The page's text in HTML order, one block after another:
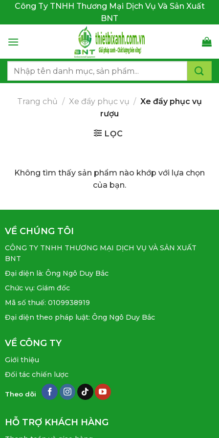
dung
Công Ty TNHH Thương Mại Dịch Vụ Và Sản Xuất
BNT
Tìm
Trang chủ / Xe đẩy phục vụ / Xe đẩy phục vụ
rượu
LỌC
Không tìm thấy sản phẩm nào khớp với lựa chọn
của bạn.
VỀ CHÚNG TÔI
CÔNG TY TNHH THƯƠNG MẠI DỊCH VỤ VÀ SẢN XUẤT
BNT
Đại diện là: Ông Ngô Duy Bắc
Chức vụ: Giám đốc
Mã số thuế: 0109938919
Đại diện theo pháp luật: Ông Ngô Duy Bắc
VỀ CÔNG TY
Giới thiệu
Đối tác chiến lược
Theo dõi
HỖ TRỢ KHÁCH HÀNG